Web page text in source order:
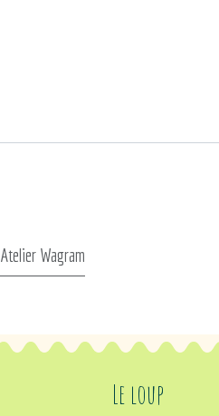
Atelier Wagram
Le loup